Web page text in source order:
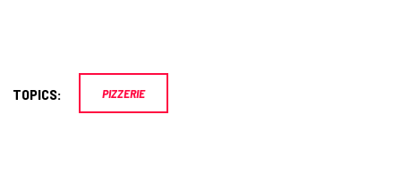
TOPICS: PIZZERIE